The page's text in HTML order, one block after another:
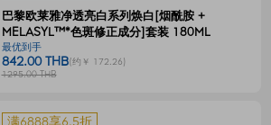
巴黎欧莱雅净透亮白系列焕白[烟酰胺 +
MELASYL™*色斑修正成分]套装 180ML
最优到手
842.00 THB(约￥ 172.26)
1295.00 THB
满6888享6.5折